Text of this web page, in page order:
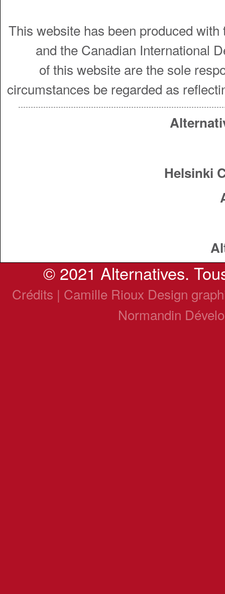
This website has been produced
and the Canadian International
of this website are the sole
circumstances be regarded as
Helsinki
© 2021 Alternatives.
Crédits | Camille Rioux Design
Normandin